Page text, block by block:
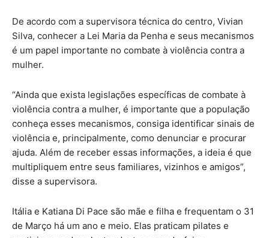
De acordo com a supervisora técnica do centro, Vivian
Silva, conhecer a Lei Maria da Penha e seus mecanismos
é um papel importante no combate à violência contra a
mulher.
“Ainda que exista legislações específicas de combate à
violência contra a mulher, é importante que a população
conheça esses mecanismos, consiga identificar sinais de
violência e, principalmente, como denunciar e procurar
ajuda. Além de receber essas informações, a ideia é que
multipliquem entre seus familiares, vizinhos e amigos”,
disse a supervisora.
Itália e Katiana Di Pace são mãe e filha e frequentam o 31
de Março há um ano e meio. Elas praticam pilates e